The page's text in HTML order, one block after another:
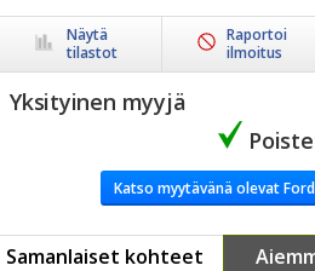
Näytä
tilastot
Raportoi
ilmoitus
Yksityinen myyjä
Katso myytävänä olevat
Samanlaiset kohteet